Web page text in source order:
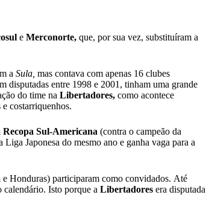
e Merconorte, que, por sua vez, substituíram a
a Sula, mas contava com apenas 16 clubes
disputadas entre 1998 e 2001, tinham uma grande
do time na Libertadores, como acontece
costarriquenhos.
Recopa Sul-Americana (contra o campeão da
Liga Japonesa do mesmo ano e ganha vaga para a
Honduras) participaram como convidados. Até
calendário. Isto porque a Libertadores era disputada